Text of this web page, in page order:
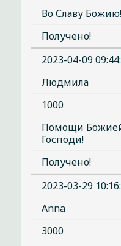
Во Славу Божию!
Получено!
2023-04-09
Людмила
1000
Помощи
Господи!
Получено!
2023-03-29
Anna
3000